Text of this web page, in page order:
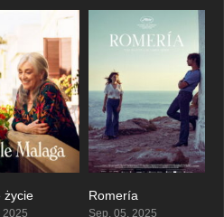
życie
2025
Romería
Sep. 05, 2025